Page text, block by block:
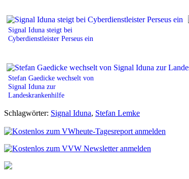
Signal Iduna steigt bei
Cyberdienstleister Perseus ein
Stefan Gaedicke wechselt von
Signal Iduna zur
Landeskrankenhilfe
Schlagwörter: Signal Iduna, Stefan Lemke